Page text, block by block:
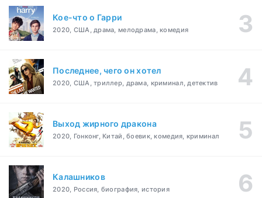
Кое-что о Гарри
2020, США, драма, мелодрама, комедия
Последнее, чего он хотел
2020, США, триллер, драма, криминал, детектив
Выход жирного дракона
2020, Гонконг, Китай, боевик, комедия, криминал
Калашников
2020, Россия, биография, история